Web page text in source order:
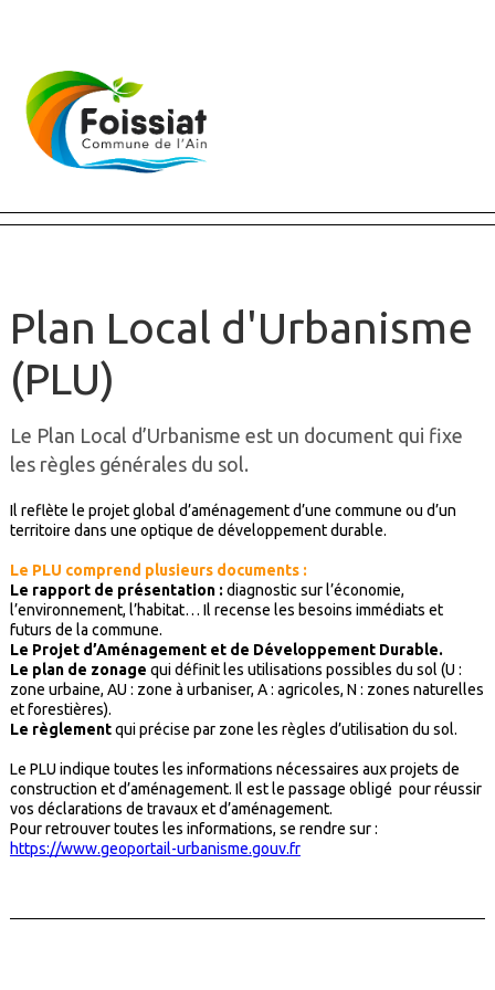
Plan Local d'Urbanisme
(PLU)
Le Plan Local d’Urbanisme est un document qui fixe
les règles générales du sol.
Il reflète le projet global d’aménagement d’une commune ou d’un
territoire dans une optique de développement durable.
Le PLU comprend plusieurs documents :
Le rapport de présentation : diagnostic sur l’économie,
l’environnement, l’habitat… Il recense les besoins immédiats et
futurs de la commune.
Le Projet d’Aménagement et de Développement Durable.
Le plan de zonage qui définit les utilisations possibles du sol (U :
zone urbaine, AU : zone à urbaniser, A : agricoles, N : zones naturelles
et forestières).
Le règlementqui précise par zone les règles d’utilisation du sol.
Le PLU indique toutes les informations nécessaires aux projets de
construction et d’aménagement. Il est le passage obligé pour réussir
vos déclarations de travaux et d’aménagement.
Pour retrouver toutes les informations, se rendre sur :
https://www.geoportail-urbanisme.gouv.fr